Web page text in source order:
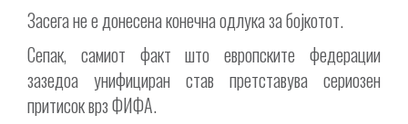
Засега не е донесена конечна одлука за бојкотот.
Сепак, самиот факт што европските федерации
зазедоа унифициран став претставува сериозен
притисок врз ФИФА.